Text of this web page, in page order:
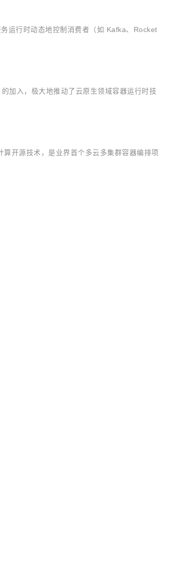
运行时动态地控制消费者（如 Kafka、Rocket
加入，极大地推动了云原生领域容器运行时技
开源技术，是业界首个多云多集群容器编排项